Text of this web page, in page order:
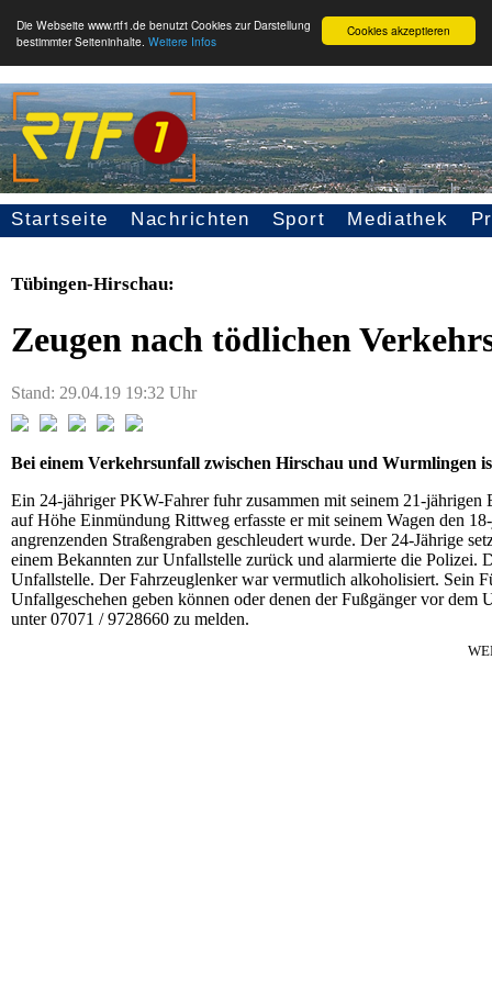
Cookies akzeptieren
Die Webseite www.rtf1.de benutzt Cookies zur Darstellung
bestimmter Seiteninhalte. Weitere Infos
Seitennavigation
Startseite Nachrichten Sport Mediathek
Tübingen-Hirschau:
Zeugen nach tödlichen
Stand: 29.04.19 19:32 Uhr
Bei einem Verkehrsunfall zwischen Hirschau und Wurmlingen
Ein 24-jähriger PKW-Fahrer fuhr zusammen mit seinem 21-
auf Höhe Einmündung Rittweg erfasste er mit seinem Wagen den
angrenzenden Straßengraben geschleudert wurde. Der 24-Jährige
einem Bekannten zur Unfallstelle zurück und alarmierte die Polizei.
Unfallstelle. Der Fahrzeuglenker war vermutlich alkoholisiert. Sein
Unfallgeschehen geben können oder denen der Fußgänger vor
unter 07071 / 9728660 zu melden.